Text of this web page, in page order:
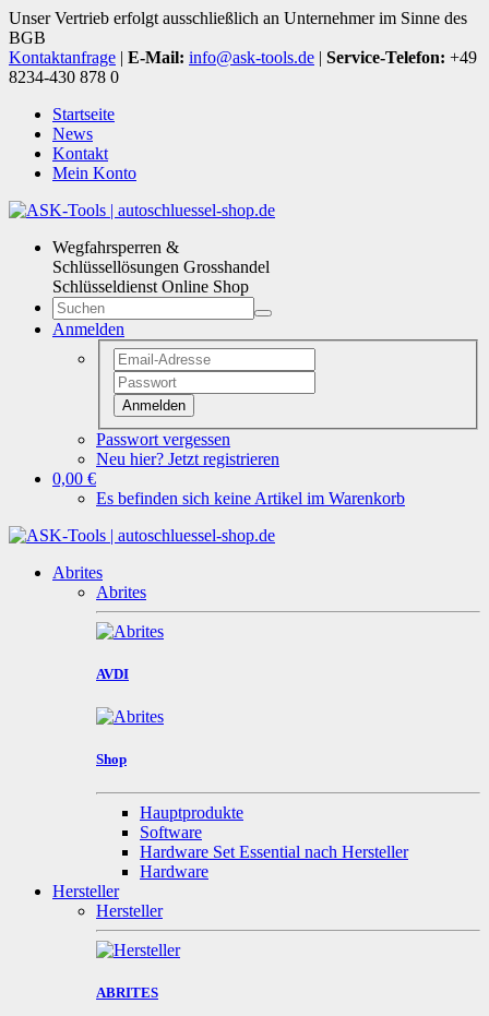
Unser Vertrieb erfolgt ausschließlich an Unternehmer im Sinne des
BGB
Kontaktanfrage | E-Mail: info@ask-tools.de | Service-Telefon: +49
8234-430 878 0
Startseite
News
Kontakt
Mein Konto
Wegfahrsperren &
Schlüssellösungen Grosshandel
Schlüsseldienst Online Shop
Anmelden
Anmelden
Passwort vergessen
Neu hier? Jetzt registrieren
0,00 €
Es befinden sich keine Artikel im Warenkorb
Abrites
Abrites
AVDI
Shop
Hauptprodukte
Software
Hardware Set Essential nach Hersteller
Hardware
Hersteller
Hersteller
ABRITES